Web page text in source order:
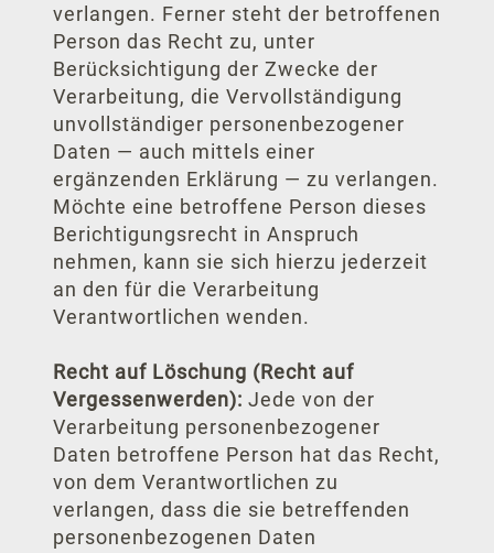
verlangen. Ferner steht der betroffenen
Person das Recht zu, unter
Berücksichtigung der Zwecke der
Verarbeitung, die Vervollständigung
unvollständiger personenbezogener
Daten — auch mittels einer
ergänzenden Erklärung — zu verlangen.
Möchte eine betroffene Person dieses
Berichtigungsrecht in Anspruch
nehmen, kann sie sich hierzu jederzeit
an den für die Verarbeitung
Verantwortlichen wenden.
Recht auf Löschung (Recht auf
Vergessenwerden): Jede von der
Verarbeitung personenbezogener
Daten betroffene Person hat das Recht,
von dem Verantwortlichen zu
verlangen, dass die sie betreffenden
personenbezogenen Daten